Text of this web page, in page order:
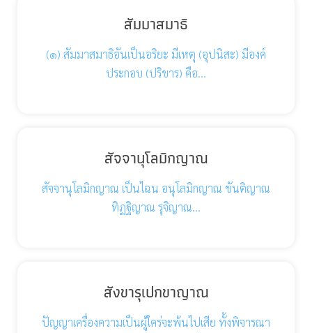
สัมมาสมาธิ
(๑) สัมมาสมาธิอันเป็นอริยะ มีเหตุ (อุปนิสะ) มีองค์
ประกอบ (ปริขาร) คือ…
สัจจานุโลมิกญาณ
สัจจานุโลมิกญาณ เป็นไฉน อนุโลมิกญาณ ขันติญาณ
ทิฏฐิญาณ รุจิญาณ…
สังขารุเปกขาญาณ
ปัญญาเครื่องความเป็นผู้ใคร่จะพ้นไปเสีย ทั้งพิจารณา